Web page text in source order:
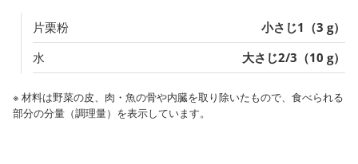
片栗粉
小さじ1（3 g）
水
大さじ2/3（10 g）
※ 材料は野菜の皮、肉・魚の骨や内臓を取り除いたもので、食べられる
部分の分量（調理量）を表示しています。